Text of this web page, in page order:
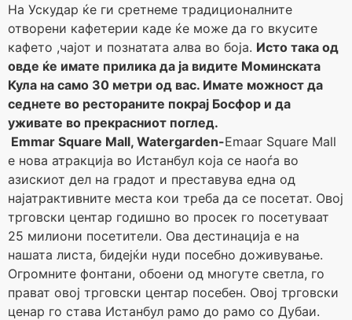
На Ускудар ќе ги сретнеме традиционалните
отворени кафетерии каде ќе може да го вкусите
кафето ,чајот и познатата алва во боја. Исто така од
овде ќе имате прилика да ја видите Моминската
Кула на само 30 метри од вас. Имате можност да
седнете во рестораните покрај Босфор и да
уживате во прекрасниот поглед.
Emmar Square Mall, Watergarden-Emaar Square Mall
е нова атракција во Истанбул која се наоѓа во
азискиот дел на градот и преставува една од
најатрактивните места кои треба да се посетат. Овој
трговски центар годишно во просек го посетуваат
25 милиони посетители. Ова дестинација е на
нашата листа, бидејќи нуди посебно доживување.
Огромните фонтани, обоени од многуте светла, го
прават овој трговски центар посебен. Овој трговски
ценар го става Истанбул рамо до рамо со Дубаи.